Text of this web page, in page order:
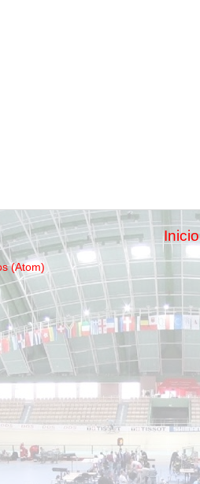
Inicio
(Atom)